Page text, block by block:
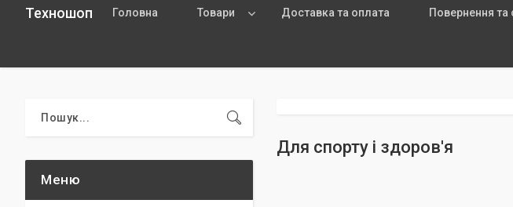
Техношоп Головна Товари Доставка та оплата Повернення та
Для спорту і здоров'я